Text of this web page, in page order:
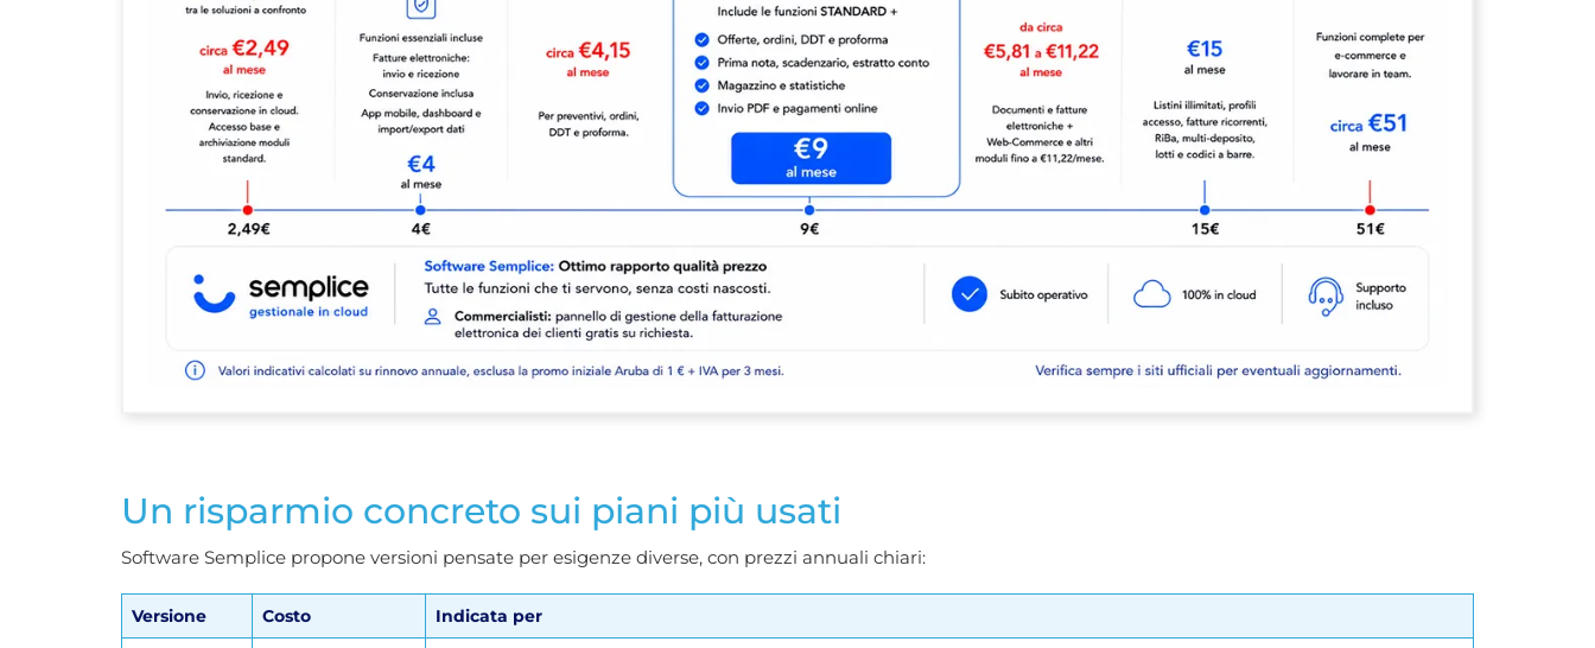
Un risparmio concreto sui piani più usati
Software Semplice propone versioni pensate per esigenze diverse, con prezzi annuali chiari:
Versione Costo Indicata per